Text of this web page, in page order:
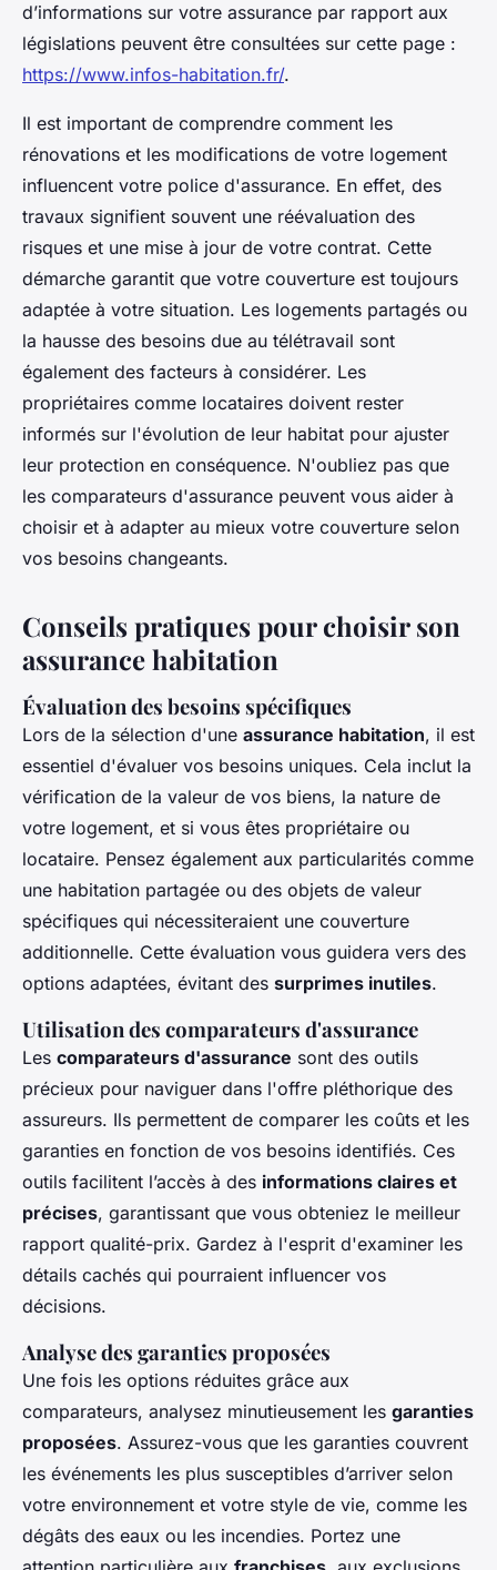
d’informations sur votre assurance par rapport aux
législations peuvent être consultées sur cette page :
https://www.infos-habitation.fr/.
Il est important de comprendre comment les
rénovations et les modifications de votre logement
influencent votre police d'assurance. En effet, des
travaux signifient souvent une réévaluation des
risques et une mise à jour de votre contrat. Cette
démarche garantit que votre couverture est toujours
adaptée à votre situation. Les logements partagés ou
la hausse des besoins due au télétravail sont
également des facteurs à considérer. Les
propriétaires comme locataires doivent rester
informés sur l'évolution de leur habitat pour ajuster
leur protection en conséquence. N'oubliez pas que
les comparateurs d'assurance peuvent vous aider à
choisir et à adapter au mieux votre couverture selon
vos besoins changeants.
Conseils pratiques pour choisir son
assurance habitation
Évaluation des besoins spécifiques
Lors de la sélection d'une assurance habitation, il est
essentiel d'évaluer vos besoins uniques. Cela inclut la
vérification de la valeur de vos biens, la nature de
votre logement, et si vous êtes propriétaire ou
locataire. Pensez également aux particularités comme
une habitation partagée ou des objets de valeur
spécifiques qui nécessiteraient une couverture
additionnelle. Cette évaluation vous guidera vers des
options adaptées, évitant des surprimes inutiles.
Utilisation des comparateurs d'assurance
Les comparateurs d'assurance sont des outils
précieux pour naviguer dans l'offre pléthorique des
assureurs. Ils permettent de comparer les coûts et les
garanties en fonction de vos besoins identifiés. Ces
outils facilitent l’accès à des informations claires et
précises, garantissant que vous obteniez le meilleur
rapport qualité-prix. Gardez à l'esprit d'examiner les
détails cachés qui pourraient influencer vos
décisions.
Analyse des garanties proposées
Une fois les options réduites grâce aux
comparateurs, analysez minutieusement les garanties
proposées. Assurez-vous que les garanties couvrent
les événements les plus susceptibles d’arriver selon
votre environnement et votre style de vie, comme les
dégâts des eaux ou les incendies. Portez une